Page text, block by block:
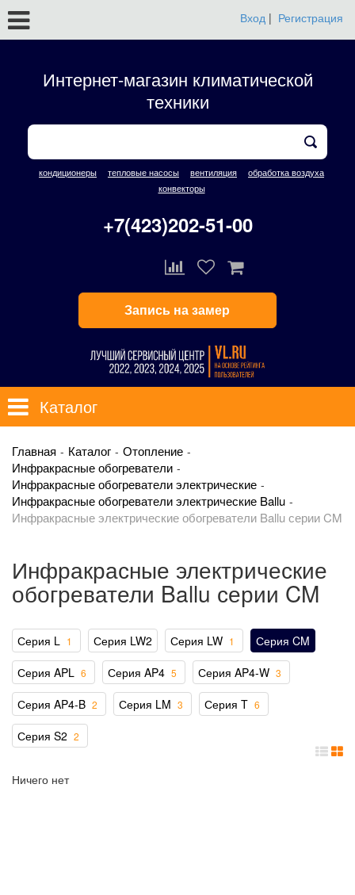
Вход | Регистрация
Интернет-магазин климатической
техники
кондиционеры тепловые насосы вентиляция
обработка воздуха
конвекторы
+7(423)202-51-00
Запись на замер
Каталог
Главная Каталог
Отопление
Инфракрасные обогреватели
Инфракрасные обогреватели электрические
Инфракрасные обогреватели электрические Ballu
Инфракрасные электрические обогреватели Ballu серии CM
Инфракрасные электрические
обогреватели Ballu серии CM
Серия L 1 Серия LW2 Серия LW 1
Серия CM
Серия APL 6 Серия AP4 5 Серия AP4-W 3
Серия AP4-B 2 Серия LM 3 Серия T 6
Серия S2 2
Ничего нет